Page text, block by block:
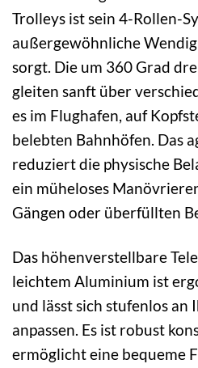
Trolleys ist sein 4-Rollen-
außergewöhnliche
sorgt. Die um 360 Grad
gleiten sanft über
es im Flughafen, auf
belebten Bahnhöfen. Das
reduziert die physische
ein müheloses
Gängen oder überfüllten
Das höhenverstellbare
leichtem Aluminium ist
und lässt sich stufenlos
anpassen. Es ist robust
ermöglicht eine bequeme